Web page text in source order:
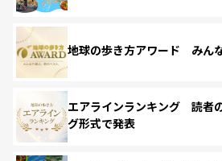
地球の歩き方アワード みん
エアラインランキング 読者
グ形式で発表